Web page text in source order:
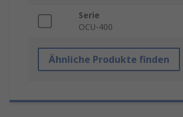
Serie
OCU-400
Ähnliche Produkte finden